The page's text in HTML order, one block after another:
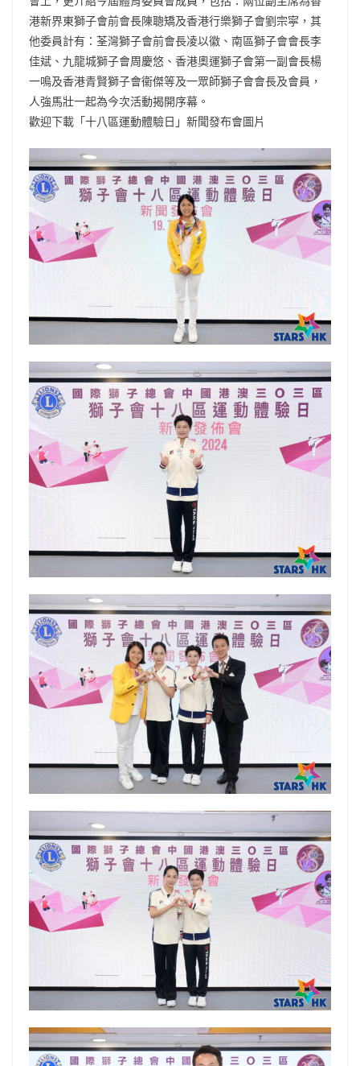
港新界東獅子會前會長陳聰矯及香港行樂獅子會劉宗寜，其
他委員計有：荃灣獅子會前會長凌以徽、南區獅子會會長李
佳斌、九龍城獅子會周慶悠、香港奧運獅子會第一副會長楊
一鳴及香港青賢獅子會衞傑等及一眾師獅子會會長及會員，
人強馬壯一起為今次活動揭開序幕。
歡迎下載「十八區運動體驗日」新聞發布會圖片